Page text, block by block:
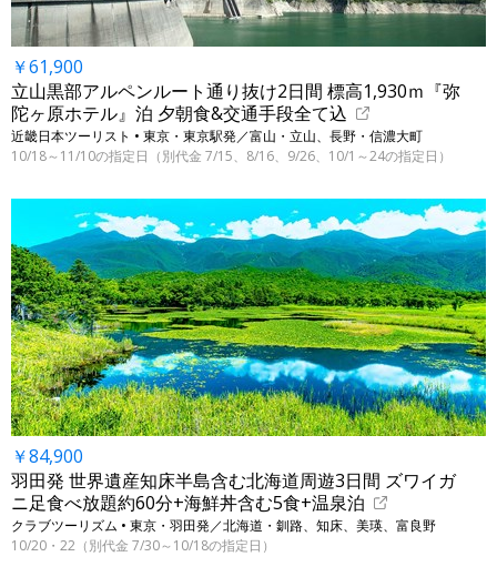
￥61,900
立山黒部アルペンルート通り抜け2日間 標高1,930ｍ『弥
陀ヶ原ホテル』泊 夕朝食&交通手段全て込
近畿日本ツーリスト • 東京・東京駅発／富山・立山、長野・信濃大町
10/18～11/10の指定日（別代金 7/15、8/16、9/26、10/1～24の指定日）
￥84,900
羽田発 世界遺産知床半島含む北海道周遊3日間 ズワイガ
ニ足食べ放題約60分+海鮮丼含む5食+温泉泊
クラブツーリズム • 東京・羽田発／北海道・釧路、知床、美瑛、富良野
10/20・22（別代金 7/30～10/18の指定日）